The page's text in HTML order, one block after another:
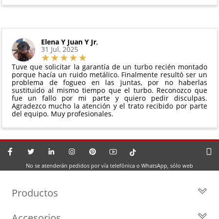
Elena Y Juan Y Jr,
31 Jul, 2025
Tuve que solicitar la garantía de un turbo recién montado
porque hacía un ruido metálico. Finalmente resultó ser un
problema de fogueo en las juntas, por no haberlas
sustituido al mismo tiempo que el turbo. Reconozco que
fue un fallo por mi parte y quiero pedir disculpas.
Agradezco mucho la atención y el trato recibido por parte
del equipo. Muy profesionales.
No se atenderán pedidos por vía telefónica o WhatsApp, sólo web
Productos